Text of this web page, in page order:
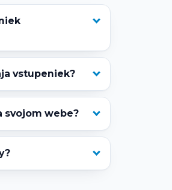
vstupeniek?
svojom webe?